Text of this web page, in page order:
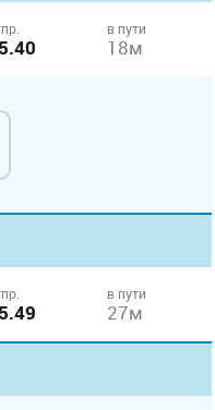
в пути
18м
в пути
27м